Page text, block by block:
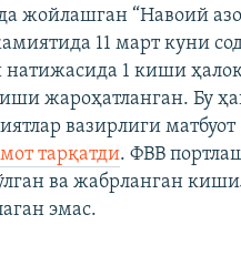
жойлашган “Навоий
11 март куни
натижасида 1 киши
жароҳатланган. Бу
вазирлиги матбуот
тарқатди. ФВВ
ва жабрланган
эмас.